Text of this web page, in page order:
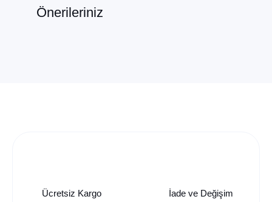
Önerileriniz
Ücretsiz Kargo İade ve Değişim